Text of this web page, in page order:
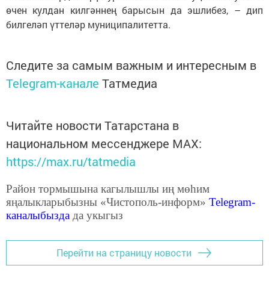
өчен кулдан килгәннең барысын да эшлибез, – дип
билгеләп үттеләр муниципалитетта.
Следите за самым важным и интересным в
Telegram-канале Татмедиа
Читайте новости Татарстана в
национальном мессенджере MАХ:
https://max.ru/tatmedia
Район тормышына кагылышлы иң мөһим
яңалыкларыбызны «Чистополь-информ» Telegram-
каналыбызда да укыгыз
Перейти на страницу новости